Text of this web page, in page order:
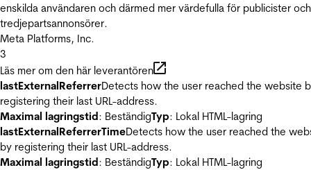
enskilda användaren och därmed mer värdefulla för publicister och
tredjepartsannonsörer.
Meta Platforms, Inc.
3
Läs mer om den här leverantören
lastExternalReferrerDetects how the user reached the website
registering their last URL-address.
Maximal lagringstid: BeständigTyp: Lokal HTML-lagring
lastExternalReferrerTimeDetects how the user reached the
by registering their last URL-address.
Maximal lagringstid: BeständigTyp: Lokal HTML-lagring